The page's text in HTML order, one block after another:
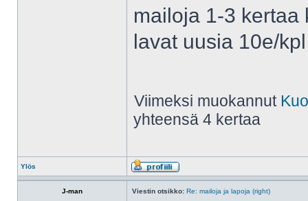
mailoja 1-3 kertaa
lavat uusia 10e/kpl
Viimeksi muokannut
yhteensä 4 kertaa
Ylös
J-man Viestin otsikko: Re: mailoja ja lapoja (right)